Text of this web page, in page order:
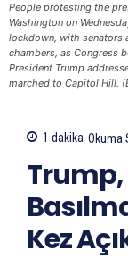
People protesting the
Washington on
lockdown, with senators
chambers, as Congress
President Trump
marched to Capitol Hill.
1 dakika Okuma
Trump,
Kez